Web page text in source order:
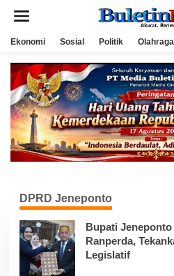
Ekonomi Sosial Politik Olahraga
DPRD Jeneponto
Bupati
Ranperda,
Legislatif